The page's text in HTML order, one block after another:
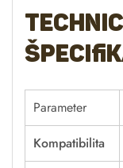
Parameter
Kompatibilita